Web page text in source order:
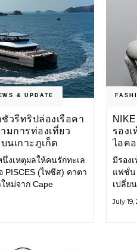
& UPDATE
ชัวรีทริปล่องเรือคา
มการท่องเที่ยว
นเกาะภูเก็ต
งเหตุผลให้คนรักทะเล
PISCES (ไพซีส) คาตา
หม่จาก Cape
ะอ่าวพังงาในมุมที่ต่าง
รอง
ไอค
มีรอง
แฟชั่น
เปลี่ย
ไอคอ
July 19,